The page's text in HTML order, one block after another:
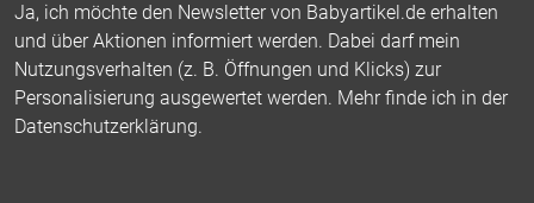
Ja, ich möchte den Newsletter von Babyartikel.de erhalten
und über Aktionen informiert werden. Dabei darf mein
Nutzungsverhalten (z. B. Öffnungen und Klicks) zur
Personalisierung ausgewertet werden. Mehr finde ich in der
Datenschutzerklärung.